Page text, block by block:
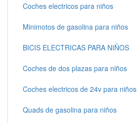
Coches electricos para niños
Minimotos de gasolina para niños
BICIS ELECTRICAS PARA NIÑOS
Coches de dos plazas para niños
Coches electricos de 24v para niños
Quads de gasolina para niños